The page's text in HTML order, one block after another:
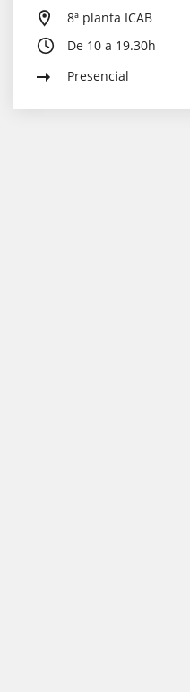
8ª planta ICAB
De 10 a 19.30h
Presencial